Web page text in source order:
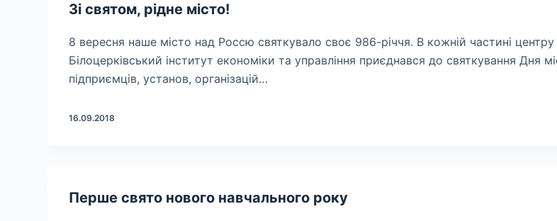
Зі святом, рідне місто!
8 вересня наше місто над Россю святкувало своє 986-річчя. В кожній частині
Білоцерківський інститут економіки та управління приєднався до святкування Дня
підприємців, установ, організацій…
16.09.2018
Перше свято нового навчального року